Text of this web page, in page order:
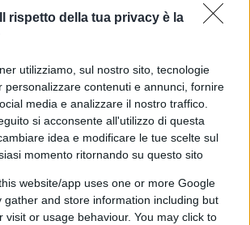
Il rispetto della tua privacy è la
utilizziamo, sul nostro sito, tecnologie
personalizzare contenuti e annunci, fornire
media e analizzare il nostro traffico.
si acconsente all'utilizzo di questa
idea e modificare le tue scelte sul
momento ritornando su questo sito
website/app uses one or more Google
gather and store information including but
visit or usage behaviour. You may click to
Von der Leyen ha sottolineato
online non è sempre adatto alle
zero nei confronti delle
non rispettano i diritti dei
un passo avanti per
uno strumento pratico per
figli.